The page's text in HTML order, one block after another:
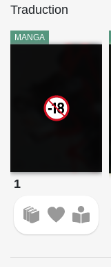
Traduction
MANGA
1